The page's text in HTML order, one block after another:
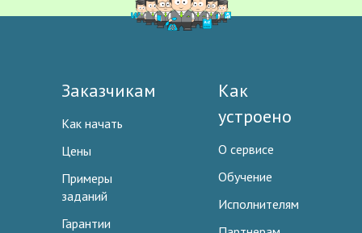
Заказчикам
Как начать
Цены
Примеры
заданий
Гарантии
Как
устроено
О сервисе
Обучение
Исполнителям